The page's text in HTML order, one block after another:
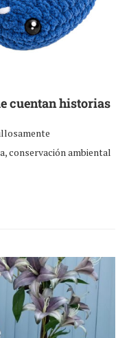
cuentan historias
conservación ambiental